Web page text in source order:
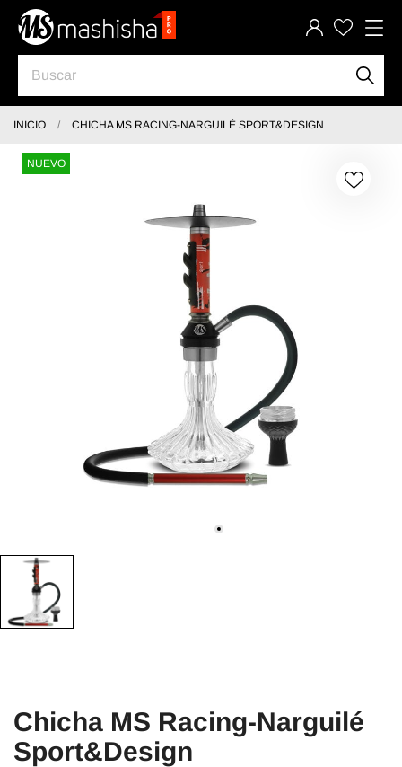
INICIO CHICHA MS RACING-NARGUILÉ SPORT&DESIGN
NUEVO
Chicha MS Racing-Narguilé
Sport&Design